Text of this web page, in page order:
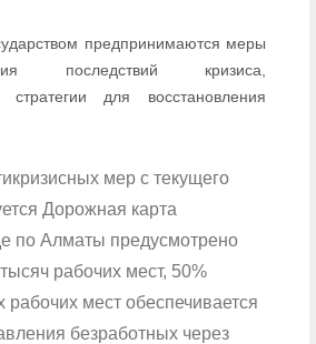
предпринимаются меры
последствий кризиса,
стратегии для восстановления
мер с текущего
Дорожная карта
по Алматы предусмотрено
рабочих мест, 50%
рабочих мест обеспечивается
безработных через